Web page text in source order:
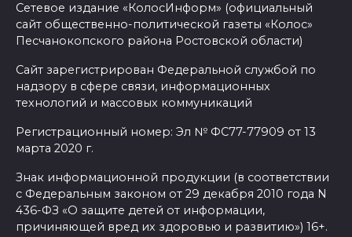
этапа премии
#МЫВМЕСТЕ-2026 на Дону
победителями признаны 29
проектов
05 августа 2026 18:06
К соглашению о наблюдении
присоединились 8 партий
05 августа 2026 18:04
Сетевое издание «КолосИнформ» (официальный
сайт общественно-политической газеты «Колос»
Песчанокопского района Ростовской области)
Сайт зарегистрирован Федеральной службой по
надзору в сфере связи, информационных
технологий и массовых коммуникаций
Регистрационный номер: Эл № ФС77-77909 от 13
марта 2020 г.
Знак информационной продукции (в соответствии
с Федеральным законом от 29 декабря 2010 года N
436-ФЗ «О защите детей от информации,
причиняющей вред их здоровью и развитию») 16+.